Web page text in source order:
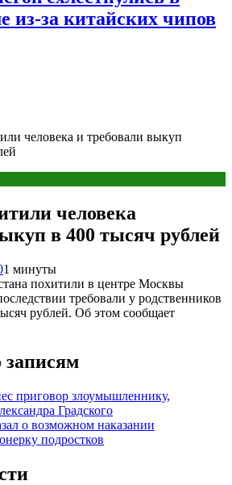
из-за китайских чипов
человека и требовали выкуп
человека
в 400 тысяч рублей
1 минуты
похитили в центре Москвы
требовали у родственников
рублей. Об этом сообщает
приговор злоумышленнику,
Градского
о возможном наказании
подростков